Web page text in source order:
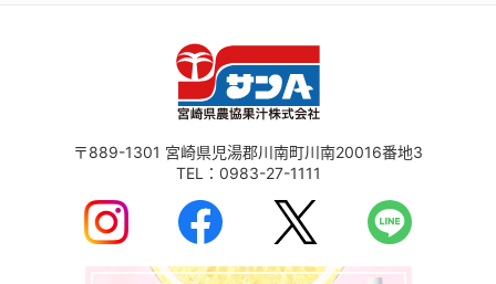
〒889-1301 宮崎県児湯郡川南町川南20016番地3
TEL： 0983-27-1111